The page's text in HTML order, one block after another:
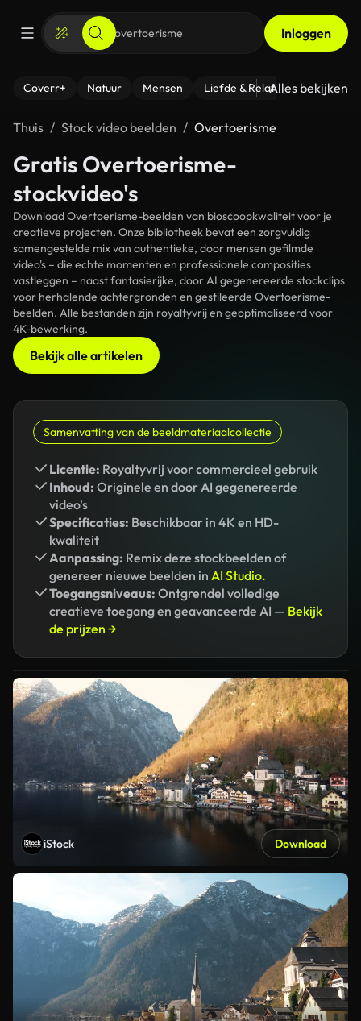
Inloggen
Coverr+ Natuur Mensen Liefde & Relaties - Fitness
Alles bekijken
Thuis Stock video beelden Overtoerisme
Gratis Overtoerisme-
stockvideo's
Download Overtoerisme-beelden van bioscoopkwaliteit voor je
creatieve projecten. Onze bibliotheek bevat een zorgvuldig
samengestelde mix van authentieke, door mensen gefilmde
video's – die echte momenten en professionele composities
vastleggen – naast fantasierijke, door AI gegenereerde stockclips
voor herhalende achtergronden en gestileerde Overtoerisme-
beelden. Alle bestanden zijn royaltyvrij en geoptimaliseerd voor
4K-bewerking.
Bekijk alle artikelen
Samenvatting van de beeldmateriaalcollectie
Licentie: Royaltyvrij voor commercieel gebruik
Inhoud: Originele en door AI gegenereerde
video's
Specificaties: Beschikbaar in 4K en HD-
kwaliteit
Aanpassing: Remix deze stockbeelden of
genereer nieuwe beelden in AI Studio.
Toegangsniveaus: Ontgrendel volledige
creatieve toegang en geavanceerde AI — Bekijk
de prijzen →
iStock Download